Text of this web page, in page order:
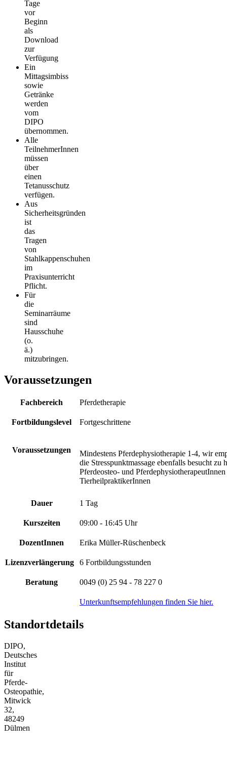
Tage
vor
Beginn
als
Download
zur
Verfügung
Ein
Mittagsimbiss
sowie
Getränke
werden
vom
DIPO
übernommen.
Alle
TeilnehmerInnen
müssen
über
einen
Tetanusschutz
verfügen.
Aus
Sicherheitsgründen
ist
das
Tragen
von
Stahlkappenschuhen
im
Praxisunterricht
Pflicht.
Für
die
Seminarräume
sind
Hausschuhe
(o.
ä.)
mitzubringen.
Voraussetzungen
Fachbereich Pferdetherapie
Fortbildungslevel Fortgeschrittene
Voraussetzungen
Mindestens Pferdephysiotherapie 1-4, wir
die Stresspunktmassage ebenfalls besucht zu
Pferdeosteo- und PferdephysiotherapeutInnen
TierheilpraktikerInnen
Dauer 1 Tag
Kurszeiten 09:00 - 16:45 Uhr
DozentInnen Erika Müller-Rüschenbeck
Lizenzverlängerung 6 Fortbildungsstunden
Beratung 0049 (0) 25 94 - 78 227 0
Unterkunftsempfehlungen finden Sie hier.
Standortdetails
DIPO,
Deutsches
Institut
für
Pferde-
Osteopathie,
Mitwick
32,
48249
Dülmen